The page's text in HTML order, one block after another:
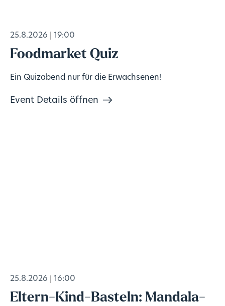
25.8.2026 19:00
Foodmarket Quiz
Ein Quizabend nur für die Erwachsenen!
Event Details öffnen
25.8.2026 16:00
Eltern-Kind-Basteln: Mandala-